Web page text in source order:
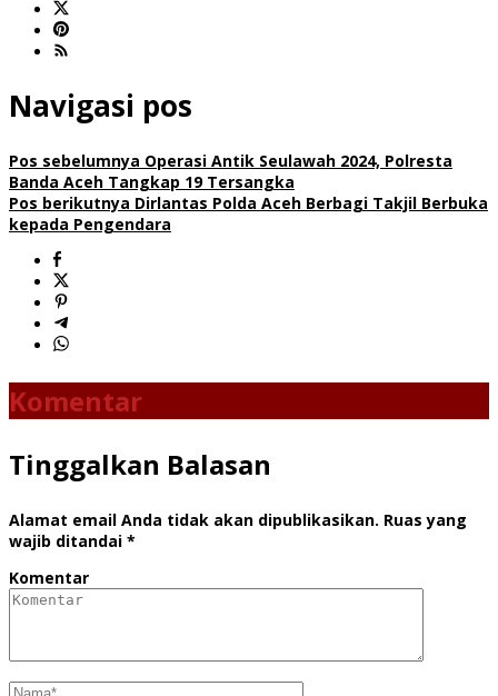
Navigasi pos
Pos sebelumnya Operasi Antik Seulawah 2024, Polresta
Banda Aceh Tangkap 19 Tersangka
Pos berikutnya Dirlantas Polda Aceh Berbagi Takjil Berbuka
kepada Pengendara
Komentar
Tinggalkan Balasan
Alamat email Anda tidak akan dipublikasikan. Ruas yang
wajib ditandai *
Komentar